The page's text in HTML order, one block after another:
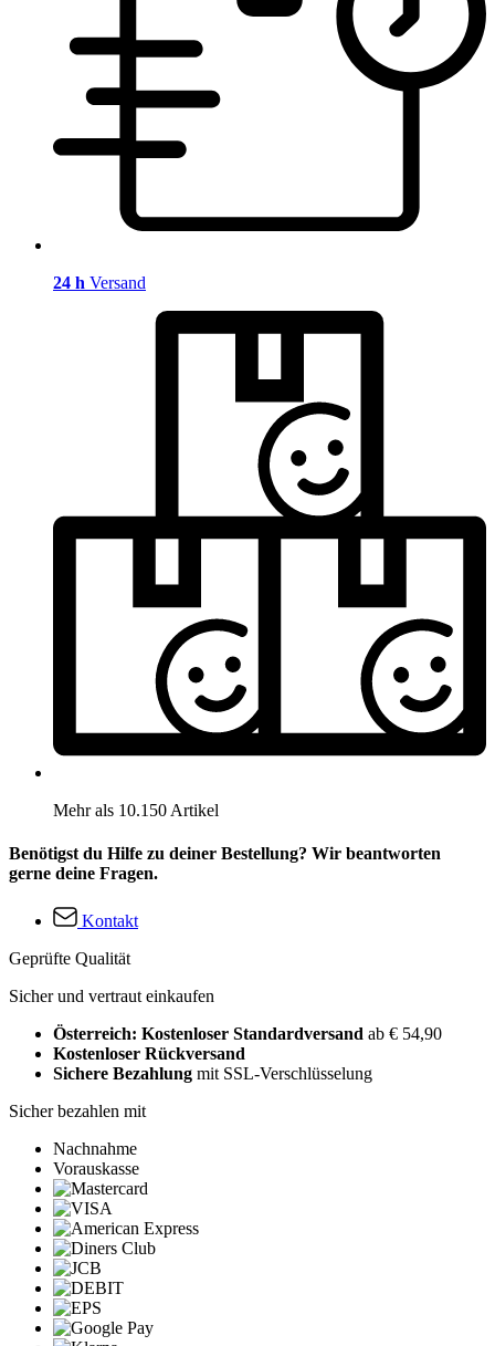
24 h Versand
Mehr als 10.150 Artikel
Benötigst du Hilfe zu deiner Bestellung? Wir beantworten
gerne deine Fragen.
Kontakt
Geprüfte Qualität
Sicher und vertraut einkaufen
Österreich: Kostenloser Standardversand ab € 54,90
Kostenloser Rückversand
Sichere Bezahlung mit SSL-Verschlüsselung
Sicher bezahlen mit
Nachnahme
Vorauskasse